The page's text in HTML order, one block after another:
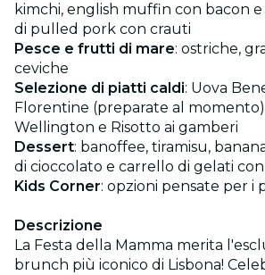
kimchi, english muffin con bacon
di pulled pork con crauti
Pesce e frutti di mare: ostriche,
ceviche
Selezione di piatti caldi: Uova
Florentine (preparate al
Wellington e Risotto ai gamberi
Dessert: banoffee, tiramisu,
di cioccolato e carrello di gelati
Kids Corner: opzioni pensate per i
Descrizione
La Festa della Mamma merita
brunch più iconico di Lisbona!